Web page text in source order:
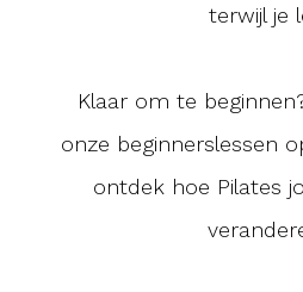
terwijl je
Klaar om te
onze beginnerslessen
ontdek hoe Pilates